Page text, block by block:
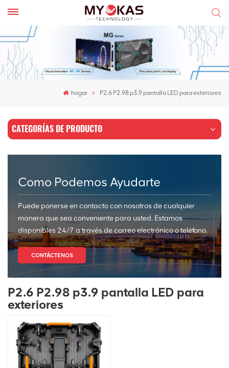
hogar P2.6 P2.98 p3.9 pantalla LED para exteriores
CATEGORÍAS DE PRODUCTO
Como Podemos Ayudarte
Puede ponerse en contacto con nosotros de cualquier
manera que sea conveniente para usted. Estamos
disponibles 24/7 a través de correo electrónico o teléfono.
CONTÁCTENOS
P2.6 P2.98 p3.9 pantalla LED para
exteriores